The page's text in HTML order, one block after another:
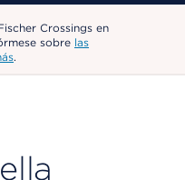
Crossings en
sobre las
.